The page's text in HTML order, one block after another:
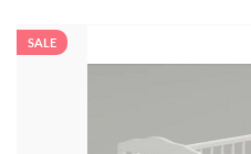
SALE